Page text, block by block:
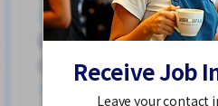
男性首選
ハユカえき (かがわけん)
250,000 - 400,000/month
Receive Job
Leave your